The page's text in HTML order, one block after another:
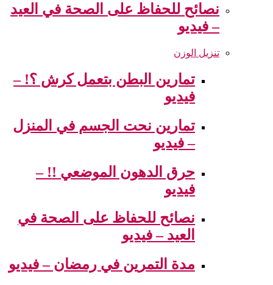
نصائح للحفاظ على الصحة في العيد
– فيديو
تنزيل الوزن
تمارين البطن بتعمل كرش ؟! –
فيديو
تمارين نحت الجسم في المنزل
– فيديو
حرق الدهون الموضعي !! –
فيديو
نصائح للحفاظ على الصحة في
العيد – فيديو
مدة التمرين في رمضان – فيديو